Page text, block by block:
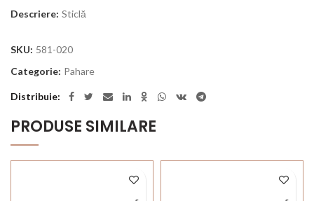
Descriere: Sticlă
SKU: 581-020
Categorie: Pahare
Distribuie
PRODUSE SIMILARE